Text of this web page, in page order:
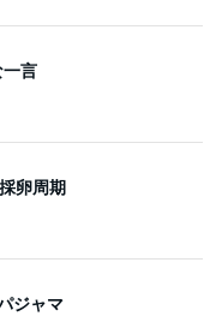
一言
卵周期
ジャマ